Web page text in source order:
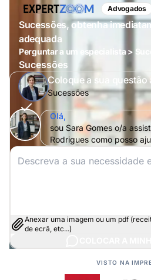
Advogados
Sucessões, obtenha
adequada
Perguntar a um especialista >
Sucessões
Coloque a sua questão
Sucessões
Olá,
sou Sara Gomes o/a
Rodrigues como posso
Anexar uma imagem ou um pdf
de ecrã, etc...)
VISTO NA